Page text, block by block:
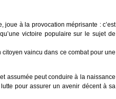
joue à la provocation méprisante : c’est
victoire populaire sur le sujet de
citoyen vaincu dans ce combat pour une
assumée peut conduire à la naissance
pour assurer un avenir décent à sa